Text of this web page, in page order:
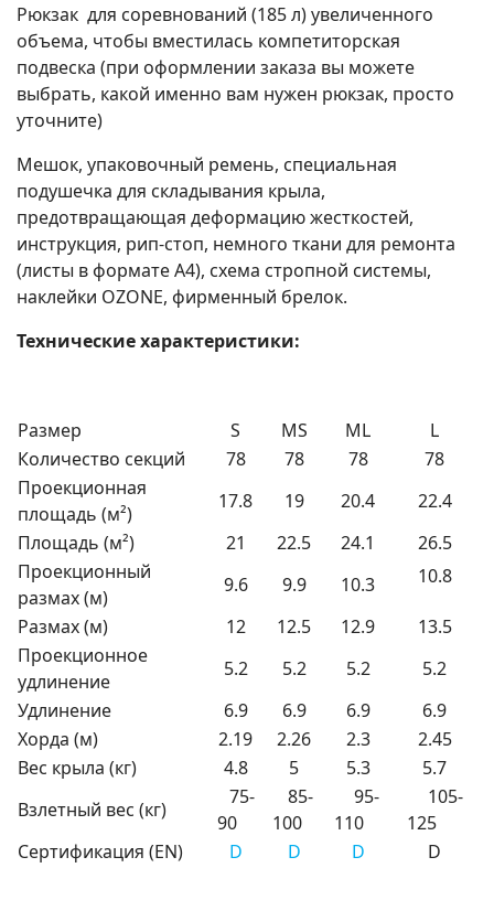
Рюкзак для соревнований (185 л) увеличенного
объема, чтобы вместилась компетиторская
подвеска (при оформлении заказа вы можете
выбрать, какой именно вам нужен рюкзак, просто
уточните)
Мешок, упаковочный ремень, специальная
подушечка для складывания крыла,
предотвращающая деформацию жесткостей,
инструкция, рип-стоп, немного ткани для ремонта
(листы в формате А4), схема стропной системы,
наклейки OZONE, фирменный брелок.
Технические характеристики:
Размер S MS ML
L
Количество секций
78 78 78
78
Проекционная
площадь (м²)
17.8 19 20.4
22.4
Площадь (м²)
21 22.5 24.1
26.5
Проекционный
размах (м)
9.6 9.9 10.3 10.8
Размах (м) 12 12.5 12.9
13.5
Проекционное
удлинение
5.2 5.2 5.2
5.2
Удлинение
6.9 6.9 6.9
6.9
Хорда (м)
2.19 2.26 2.3
2.45
Вес крыла (кг)
4.8 5 5.3
5.7
Взлетный вес (кг)
75-
90
85-
100
95-
110
105-
125
Сертификация (EN)
D D D D